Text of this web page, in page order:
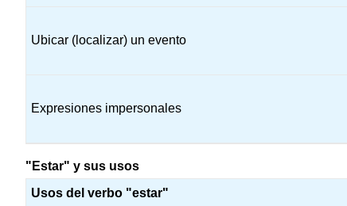
Ubicar (localizar) un evento
Expresiones impersonales
"Estar" y sus usos
Usos del verbo "estar"